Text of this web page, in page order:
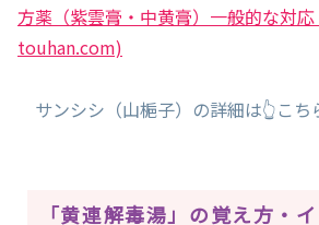
方薬（紫雲膏・中黄膏）一般的な対
touhan.com)
サンシシ（山梔子）の詳細は👆こち
「黄連解毒湯」の覚え方・